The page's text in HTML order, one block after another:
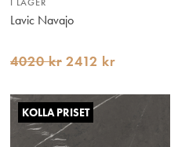
Lavic Navajo
4020 kr 2412 kr
KOLLA PRISET